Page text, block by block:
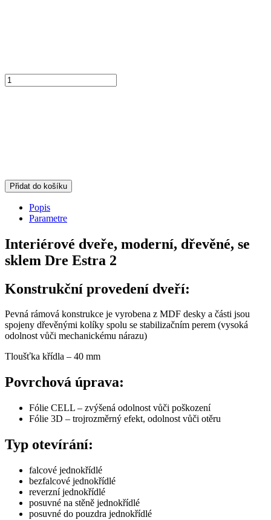
Přidat do košíku
Popis
Parametre
Interiérové dveře, moderní, dřevěné, se
sklem Dre Estra 2
Konstrukční provedení dveří:
Pevná rámová konstrukce je vyrobena z MDF desky a části jsou
spojeny dřevěnými kolíky spolu se stabilizačním perem (vysoká
odolnost vůči mechanickému nárazu)
Tloušťka křídla – 40 mm
Povrchová úprava:
Fólie CELL – zvýšená odolnost vůči poškození
Fólie 3D – trojrozměrný efekt, odolnost vůči otěru
Typ otevírání:
falcové jednokřídlé
bezfalcové jednokřídlé
reverzní jednokřídlé
posuvné na stěně jednokřídlé
posuvné do pouzdra jednokřídlé